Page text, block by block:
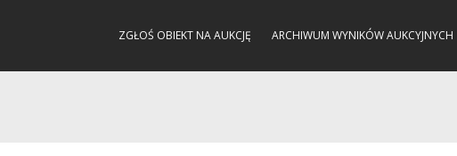
ZGŁOŚ OBIEKT NA AUKCJĘ ARCHIWUM WYNIKÓW AUKCYJNYCH